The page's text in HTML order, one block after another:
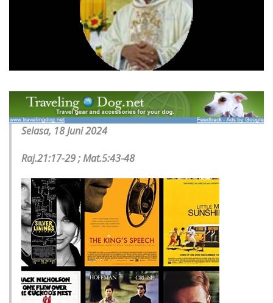
Selasa, 18 Juni 2024
Raj.21:17-29 ; Mat.5:43-48